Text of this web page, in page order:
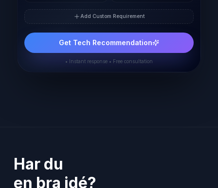
Add Custom Requirement
Get Tech Recommendation
• Instant response • Free consultation
Har du
en bra idé?